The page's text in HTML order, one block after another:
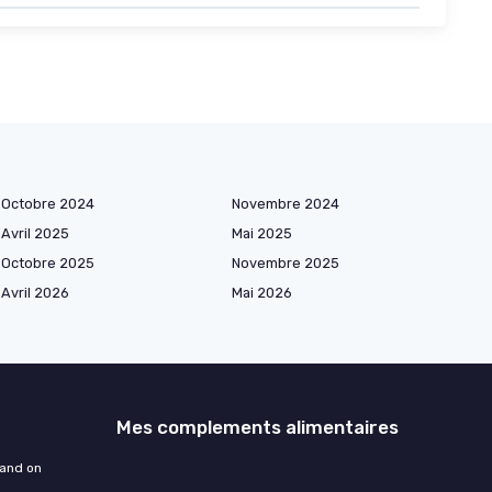
Octobre 2024
Novembre 2024
Avril 2025
Mai 2025
Octobre 2025
Novembre 2025
Avril 2026
Mai 2026
on
Mes complements alimentaires